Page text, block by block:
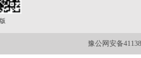
豫公网安备